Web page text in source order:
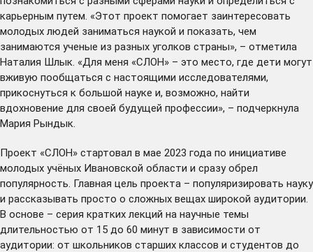
карьерным путем. «Этот проект помогает заинтересовать
молодых людей заниматься наукой и показать, чем
занимаются ученые из разных уголков страны», – отметила
Наталия Шлык. «Для меня «СЛОН» – это место, где дети могут
вживую пообщаться с настоящими исследователями,
прикоснуться к большой науке и, возможно, найти
вдохновение для своей будущей профессии», – подчеркнула
Мария Рындык.
Проект «СЛОН» стартовал в мае 2023 года по инициативе
молодых учёных Ивановской области и сразу обрел
популярность. Главная цель проекта – популяризировать науку
и рассказывать просто о сложных вещах широкой аудитории.
В основе – серия кратких лекций на научные темы
длительностью от 15 до 60 минут в зависимости от
аудитории: от школьников старших классов и студентов до